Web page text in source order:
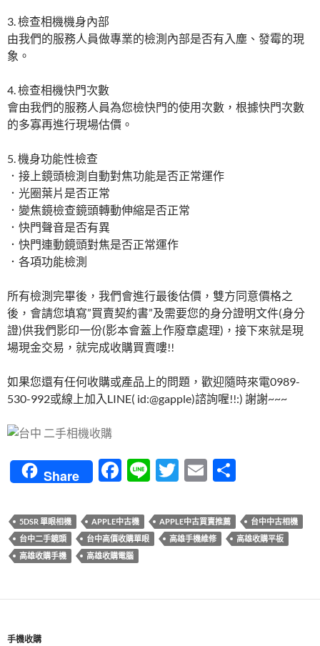
3. 檢查相機機身內部
由我們的服務人員做專業的檢測內部是否有入塵、發霉的現
象。
4. 檢查相機快門次數
會由我們的服務人員為您檢快門的使用次數，根據快門次數
的多寡再進行現場估價。
5. 機身功能性檢查
．接上鏡頭檢測自動對焦功能是否正常運作
．光圈葉片是否正常
．變焦鏡檢查鏡頭轉動伸縮是否正常
．快門聲音是否有異
．快門連動鏡頭對焦是否正常運作
．各項功能檢測
所有檢測完畢後，我們會進行最後估價，雙方同意價格之
後，會請您填寫”買賣契約書”及需要您的身分證明文件(身分
證)供我們影印一份(影本會蓋上作廢章處理)，接下來就是現
場現金交易，就完成收購買賣嘍!!
如果您還有任何收購或產品上的問題，歡迎隨時來電0989-
530-992或線上加入LINE( id:@gapple)諮詢喔!!:) 謝謝~~~
Share
F
e
b
o
k
Li
e
T
itt
er
E
ail
5DSR 單眼相機 APPLE中古機 APPLE中古買賣推薦
台中中古相機
台中二手鏡頭
台中高價收購單眼 高雄手機維修
高雄收購平板
高雄收購手機
高雄收購電腦
手機收購